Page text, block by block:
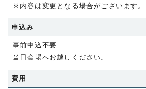
※内容は変更となる場合がございます。
申込み
事前申込不要
当日会場へお越しください。
費用